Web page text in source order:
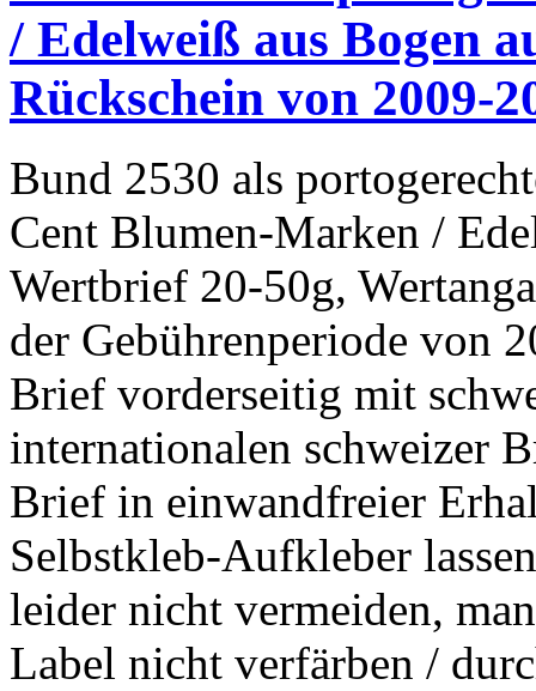
/ Edelweiß aus Bogen
Rückschein von 2009-
Bund 2530 als
Cent Blumen-Marken /
Wertbrief 20-50g,
der Gebührenperiode von
Brief vorderseitig mit
internationalen schweizer
Brief in einwandfreier
Selbstkleb-Aufkleber
leider nicht vermeiden,
Label nicht verfärben /